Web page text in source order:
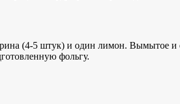
(4-5 штук) и один лимон. Вымытое
фольгу.